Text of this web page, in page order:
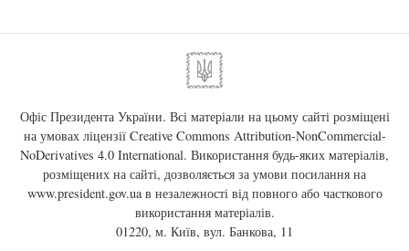
Офіс Президента України. Всі матеріали на цьому сайті розміщені
на умовах ліцензії Creative Commons Attribution-NonCommercial-
NoDerivatives 4.0 International. Використання будь-яких матеріалів,
розміщених на сайті, дозволяється за умови посилання на
www.president.gov.uaв незалежності від повного або часткового
використання матеріалів.
01220, м. Київ, вул. Банкова, 11